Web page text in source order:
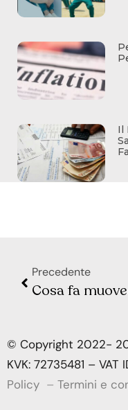
Il
Precedente
© Copyright 2022-
KVK: 72735481 – VAT
Policy – Termini e